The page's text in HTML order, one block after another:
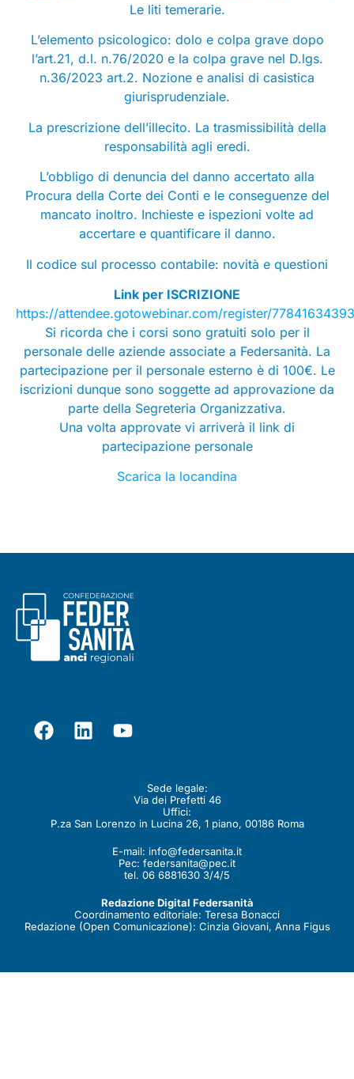
Le liti temerarie.
L’elemento psicologico: dolo e colpa grave dopo
l’art.21, d.l. n.76/2020 e la colpa grave nel D.lgs.
n.36/2023 art.2. Nozione e analisi di casistica
giurisprudenziale.
La prescrizione dell’illecito. La trasmissibilità della
responsabilità agli eredi.
L’obbligo di denuncia del danno accertato alla
Procura della Corte dei Conti e le conseguenze del
mancato inoltro. Inchieste e ispezioni volte ad
accertare e quantificare il danno.
Il codice sul processo contabile: novità e questioni
Link per ISCRIZIONE
https://attendee.gotowebinar.com/register/
Si ricorda che i corsi sono gratuiti solo per il
personale delle aziende associate a Federsanità. La
partecipazione per il personale esterno è di 100€. Le
iscrizioni dunque sono soggette ad approvazione da
parte della Segreteria Organizzativa.
Una volta approvate vi arriverà il link di
partecipazione personale
Scarica la locandina
Sede legale:
Via dei Prefetti 46
Uffici:
P.za San Lorenzo in Lucina 26, 1 piano, 00186 Roma
E-mail: info@federsanita.it
Pec: federsanita@pec.it
tel. 06 6881630 3/4/5
Redazione Digital Federsanità
Coordinamento editoriale: Teresa Bonacci
Redazione (Open Comunicazione): Cinzia Giovani, Anna Figus